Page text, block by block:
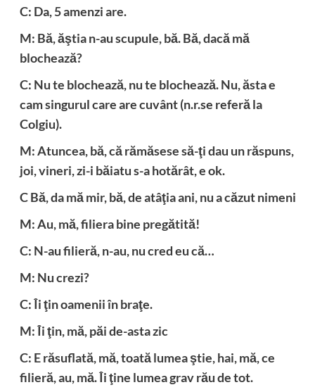
C: Da, 5 amenzi are.
M: Bă, ăştia n-au scupule, bă. Bă, dacă mă
blochează?
C: Nu te blochează, nu te blochează. Nu, ăsta e
cam singurul care are cuvânt (n.r.se referă la
Colgiu).
M: Atuncea, bă, că rămăsese să-ţi dau un răspuns,
joi, vineri, zi-i băiatu s-a hotărât, e ok.
C Bă, da mă mir, bă, de atâţia ani, nu a căzut nimeni
M: Au, mă, filiera bine pregătită!
C: N-au filieră, n-au, nu cred eu că…
M: Nu crezi?
C: Îi ţin oamenii în braţe.
M: Îi ţin, mă, păi de-asta zic
C: E răsuflată, mă, toată lumea ştie, hai, mă, ce
filieră, au, mă. Îi ţine lumea grav rău de tot.